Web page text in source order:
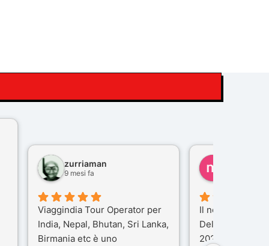
zurriaman
9 mesi fa
Viaggindia Tour Operator per
India, Nepal, Bhutan, Sri Lanka,
Birmania etc è uno
Il nostro
Delhi e
2025), è stata